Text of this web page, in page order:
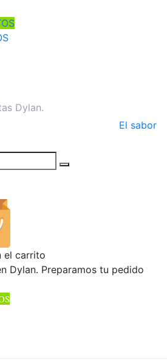
Dylan.
El sabor
el carrito
Dylan. Preparamos tu pedido